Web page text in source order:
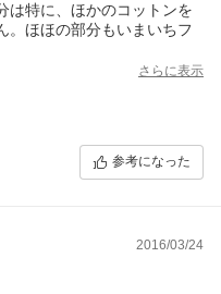
は特に、ほかのコットンを
。ほほの部分もいまいちフ
さらに表示
参考になった
2016/03/24